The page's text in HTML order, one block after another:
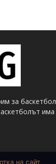
за
има
на сайт